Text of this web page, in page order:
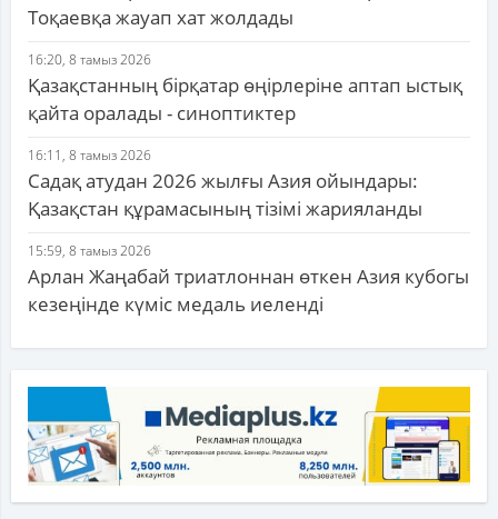
Тоқаевқа жауап хат жолдады
16:20, 8 тамыз 2026
Қазақстанның бірқатар өңірлеріне аптап ыстық
қайта оралады - синоптиктер
16:11, 8 тамыз 2026
Садақ атудан 2026 жылғы Азия ойындары:
Қазақстан құрамасының тізімі жарияланды
15:59, 8 тамыз 2026
Арлан Жаңабай триатлоннан өткен Азия кубогы
кезеңінде күміс медаль иеленді